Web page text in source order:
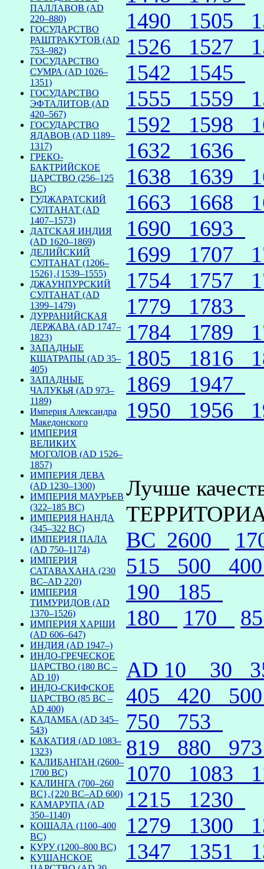
ПАЛЛАВОВ (AD
220–880)
ГОСУДАРСТВО
РАШТРАКУТОВ (AD
753–982)
ГОСУДАРСТВО
СУМРА (AD 1026–
1351)
ГОСУДАРСТВО
ЭФТАЛИТОВ (AD
420–567)
ГОСУДАРСТВО
ЯДАВОВ (AD 1189–
1317)
ГРЕКО-
БАКТРИЙСКОЕ
ЦАРСТВО (256–125
BC)
ГУДЖАРАТСКИЙ
СУЛТАНАТ (AD
1407–1573)
ДАТСКАЯ ИНДИЯ
(AD 1620–1869)
ДЕЛИЙСКИЙ
СУЛТАНАТ (1206–
1526},{1539–1555)
ДЖАУНПУРСКИЙ
СУЛТАНАТ (AD
1399–1479)
ДУРРАНИЙСКАЯ
ДЕРЖАВА (AD 1747–
1823)
ЗАПАДНЫЕ
КШАТРАПЫ (AD 35–
405)
ЗАПАДНЫЕ
ЧАЛУКЬЯ (AD 973–
1189)
Империя Александра
Македонского
ИМПЕРИЯ
ВЕЛИКИХ
МОГОЛОВ (AD 1526–
1857)
ИМПЕРИЯ ДЕВА
(AD 1230–1300)
ИМПЕРИЯ МАУРЬЕВ
(322–185 BC)
ИМПЕРИЯ НАНДА
(345–322 BC)
ИМПЕРИЯ ПАЛА
(AD 750–1174)
ИМПЕРИЯ
САТАВАХАНА (230
BC–AD 220)
ИМПЕРИЯ
ТИМУРИДОВ (AD
1370–1526)
ИМПЕРИЯ ХАРШИ
(AD 606–647)
ИНДИЯ (AD 1947–)
ИНДО-ГРЕЧЕСКОЕ
ЦАРСТВО (180 BC –
AD 10)
ИНДО-СКИФСКОЕ
ЦАРСТВО (85 BC –
AD 400)
КАДАМБА (AD 345–
543)
КАКАТИЯ (AD 1083–
1323)
КАЛИБАНГАН (2600–
1700 BC)
КАЛИНГА (700–260
BC},{220 BC–AD 600)
КАМАРУПА (AD
350–1140)
КОШАЛА (1100–400
BC)
КУРУ (1200–800 BC)
КУШАНСКОЕ
1490 1505
1526 1527
1542 1545
1555 1559
1592 1598
1632 1636
1638 1639
1663 1668
1690 1693
1699 1707
1754 1757
1779 1783
1784 1789
1805 1816
1869 1947
1950 1956
Лучше
BC_2600
515 500
190 185
180
170
AD 10 30
405 420
750 753
819 880
1070 1083
1215 1230
1279 1300
1347 1351